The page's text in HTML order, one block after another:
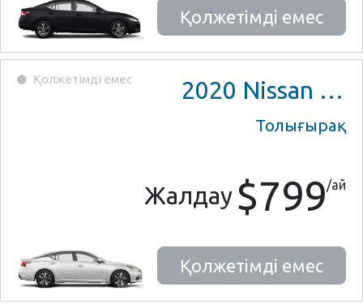
Қолжетімді емес
Қолжетімді емес 2020 Nissan Altima
Толығырақ
Жалдау $799/ай
Қолжетімді емес